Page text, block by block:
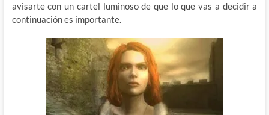
avisarte con un cartel luminoso de que lo que vas a decidir a
continuación es importante.